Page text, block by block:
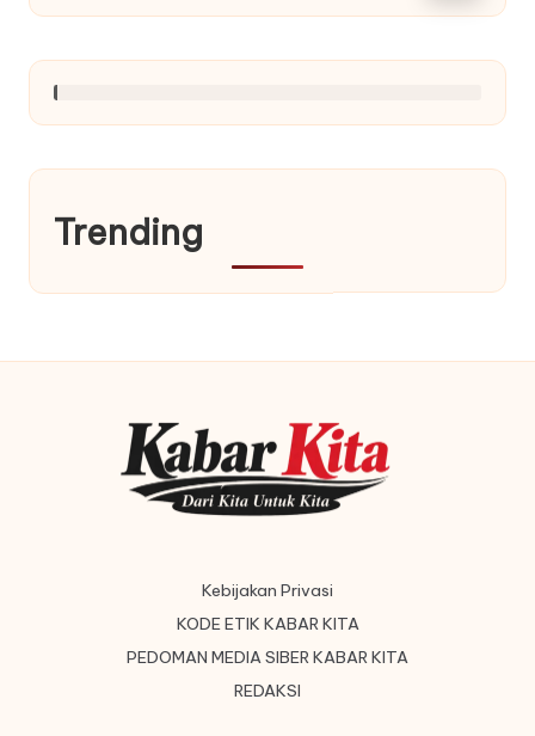
Trending
Kebijakan Privasi
KODE ETIK KABAR KITA
PEDOMAN MEDIA SIBER KABAR KITA
REDAKSI